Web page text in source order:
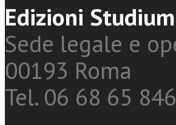
Edizioni
Sede legale e
00193 Roma
Tel. 06 68 65 846